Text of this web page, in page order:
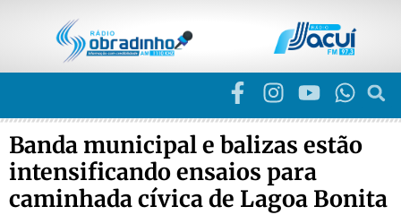
Banda municipal e balizas estão
intensificando ensaios para
caminhada cívica de Lagoa Bonita